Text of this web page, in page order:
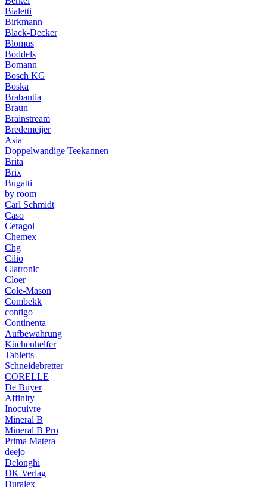
Bialetti
Birkmann
Black-Decker
Blomus
Boddels
Bomann
Bosch KG
Boska
Brabantia
Braun
Brainstream
Bredemeijer
Asia
Doppelwandige Teekannen
Brita
Brix
Bugatti
by room
Carl Schmidt
Caso
Ceragol
Chemex
Chg
Cilio
Clatronic
Cloer
Cole-Mason
Combekk
contigo
Continenta
Aufbewahrung
Küchenhelfer
Tabletts
Schneidebretter
CORELLE
De Buyer
Affinity
Inocuivre
Mineral B
Mineral B Pro
Prima Matera
deejo
Delonghi
DK Verlag
Duralex